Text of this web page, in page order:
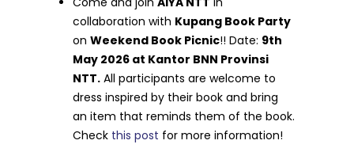
collaboration with Kupang Book Party
onWeekend Book Picnic!! Date: 9th
May 2026 at Kantor BNN Provinsi
NTT. All participants are welcome to
dress inspired by their book and bring
an item that reminds them of the book.
Check this post for more information!